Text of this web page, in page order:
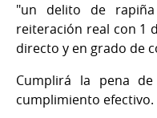
"un delito de rapiña
reiteración real con 1
directo y en grado de
Cumplirá la pena
cumplimiento efectivo.